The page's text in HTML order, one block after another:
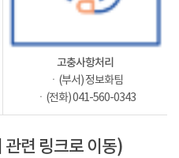
고충사항처리
ㆍ(부서) 정보화팀
ㆍ(전화) 041-560-0343
관련 링크로 이동)